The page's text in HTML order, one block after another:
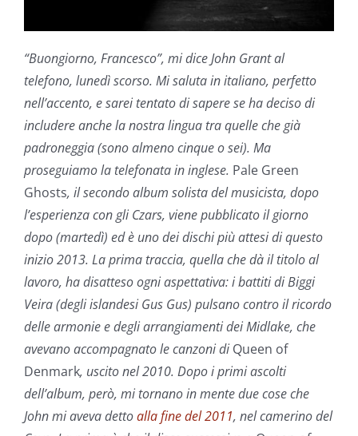
“Buongiorno, Francesco”, mi dice John Grant al
telefono, lunedì scorso. Mi saluta in italiano, perfetto
nell’accento, e sarei tentato di sapere se ha deciso di
includere anche la nostra lingua tra quelle che già
padroneggia (sono almeno cinque o sei). Ma
proseguiamo la telefonata in inglese. Pale Green
Ghosts, il secondo album solista del musicista, dopo
l’esperienza con gli Czars, viene pubblicato il giorno
dopo (martedì) ed è uno dei dischi più attesi di questo
inizio 2013. La prima traccia, quella che dà il titolo al
lavoro, ha disatteso ogni aspettativa: i battiti di Biggi
Veira (degli islandesi Gus Gus) pulsano contro il ricordo
delle armonie e degli arrangiamenti dei Midlake, che
avevano accompagnato le canzoni di Queen of
Denmark, uscito nel 2010. Dopo i primi ascolti
dell’album, però, mi tornano in mente due cose che
John mi aveva dettoalla fine del 2011, nel camerino del